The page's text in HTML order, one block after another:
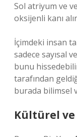
Sol atriyum ve
oksijenli kanı
İçimdeki insan
sadece sayısal
bunu
tarafından
burada bilimsel
Kültürel ve